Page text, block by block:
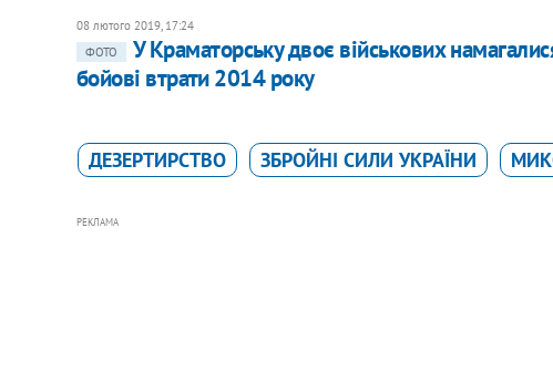
08 лютого 2019, 17:24
ФОТО
У Краматорську двоє військових
бойові втрати 2014 року
ДЕЗЕРТИРСТВО ЗБРОЙНІ СИЛИ УКРАЇНИ
РЕКЛАМА